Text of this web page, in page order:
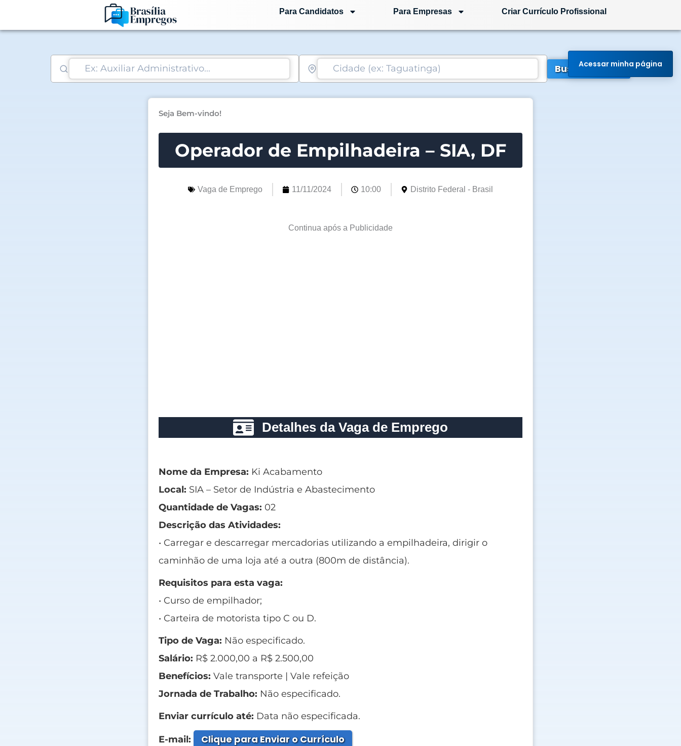
o
Para Candidatos Para Empresas Criar Currículo Profissional
Buscar Vagas
Seja Bem-vindo!
Operador de Empilhadeira – SIA, DF
Vaga de Emprego 11/11/2024 10:00 Distrito Federal - Brasil
Continua após a Publicidade
Detalhes da Vaga de Emprego
Nome da Empresa: Ki Acabamento
Local: SIA – Setor de Indústria e Abastecimento
Quantidade de Vagas: 02
Descrição das Atividades:
• Carregar e descarregar mercadorias utilizando a empilhadeira, dirigir o
caminhão de uma loja até a outra (800m de distância).
Requisitos para esta vaga:
• Curso de empilhador;
• Carteira de motorista tipo C ou D.
Tipo de Vaga: Não especificado.
Salário: R$ 2.000,00 a R$ 2.500,00
Benefícios: Vale transporte | Vale refeição
Jornada de Trabalho: Não especificado.
Enviar currículo até: Data não especificada.
E-mail: Clique para Enviar o Currículo
Acessar minha página